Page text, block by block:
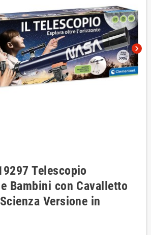
chevron_right
Telescopio
Bambini con Cavalletto
Versione in